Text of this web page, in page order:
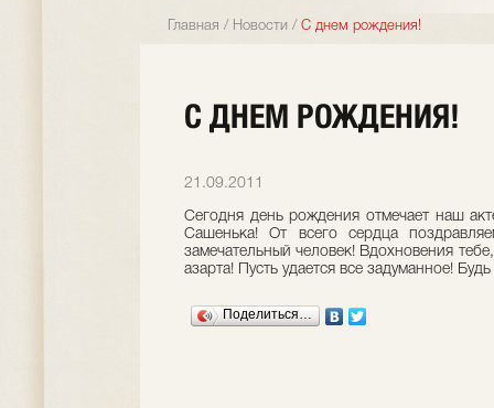
Главная / Новости / С днем рождения!
С ДНЕМ РОЖДЕНИЯ!
21.09.2011
Сегодня день рождения отмечает наш
Сашенька! От всего сердца
замечательный человек! Вдохновения
азарта! Пусть удается все задуманное! Будь
Поделиться…